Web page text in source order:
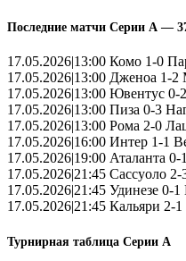
Последние матчи Серии А —
17.05.2026|13:00 Комо 1-0
17.05.2026|13:00 Дженоа 1-2
17.05.2026|13:00 Ювентус 0-
17.05.2026|13:00 Пиза 0-3
17.05.2026|13:00 Рома 2-0
17.05.2026|16:00 Интер 1-1
17.05.2026|19:00 Аталанта 0-
17.05.2026|21:45 Сассуоло 2-
17.05.2026|21:45 Удинезе 0-1
17.05.2026|21:45 Кальяри 2-
Турнирная таблица Серии А